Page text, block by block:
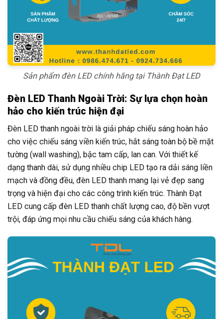
Sản phẩm đèn LED chính hãng tại Thành Đạt LED
Đèn LED Thanh Ngoài Trời: Sự lựa chọn hoàn
hảo cho kiến trúc hiện đại
Đèn LED thanh ngoài trời là giải pháp chiếu sáng hoàn hảo
cho việc chiếu sáng viền kiến trúc, hắt sáng toàn bộ bề mặt
tường (wall washing), bậc tam cấp, lan can. Với thiết kế
dạng thanh dài, sử dụng nhiều chip LED tạo ra dải sáng liền
mạch và đồng đều, đèn LED thanh mang lại vẻ đẹp sang
trọng và hiện đại cho các công trình kiến trúc. Thành Đạt
LED cung cấp đèn LED thanh chất lượng cao, độ bền vượt
trội, đáp ứng mọi nhu cầu chiếu sáng của khách hàng.